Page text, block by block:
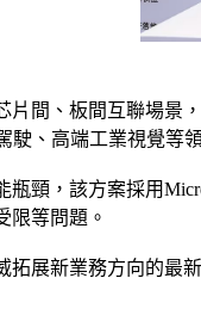
片間、板間互聯場景
駛、高端工業視覺等
瓶頸，該方案採用
限等問題。
拓展新業務方向的最